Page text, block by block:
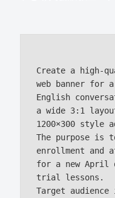
Create a high-
web banner for
English
a wide 3:1
1200×300 style
The purpose is
enrollment and
for a new April
trial lessons.
Target